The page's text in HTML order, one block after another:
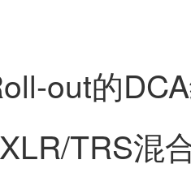
out的
TRS混